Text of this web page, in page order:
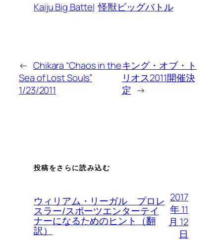
Kaiju Big Battel 怪獣ビッグバトル
← Chikara “Chaos in the
Sea of Lost Souls”
1/23/2011
キング・オブ・ト
リオス2011開催決
定 →
投稿をさらに読み込む
ウィリアム・リーガル プロレ
スラー/スポーツエンターテイ
ナーになるためのヒント（翻
訳）
2017
年 11
月 12
日